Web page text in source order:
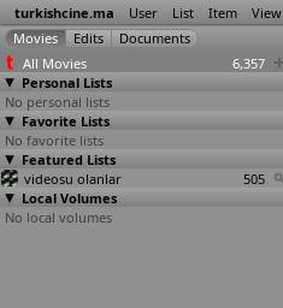
turkishcine.ma User List Item View
All Movies
6,357
Personal Lists
No personal lists
Favorite Lists
No favorite lists
Featured Lists
videosu olanlar
505
Local Volumes
No local volumes
Yarin
aglayacagim
(Orhan Aksoy)
(Mümtaz